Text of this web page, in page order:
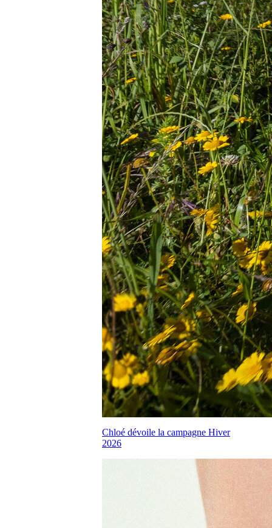
Chloé dévoile la campagne Hiver
2026